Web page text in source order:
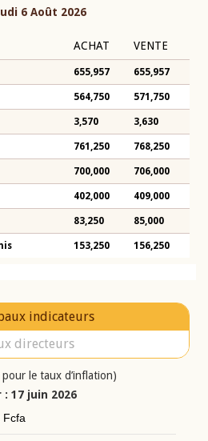
6 Août 2026
ACHAT VENTE
655,957 655,957
564,750 571,750
3,570 3,630
761,250 768,250
700,000 706,000
402,000 409,000
83,250 85,000
153,250 156,250
indicateurs
directeurs
le taux d’inflation)
17 juin 2026